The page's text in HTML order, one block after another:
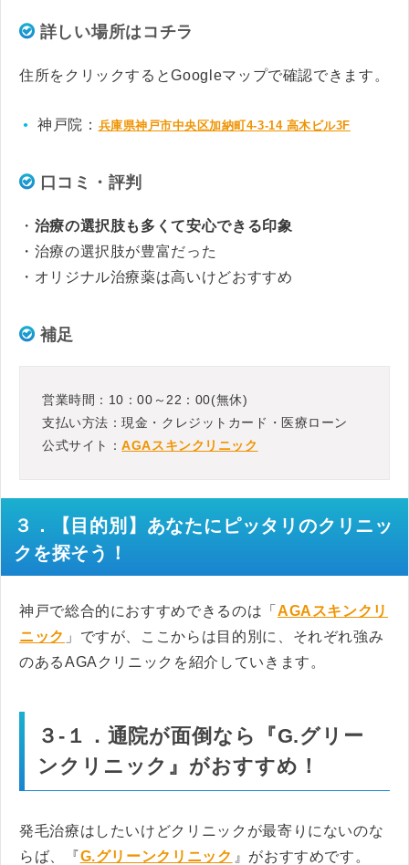
詳しい場所はコチラ
住所をクリックするとGoogleマップで確認できます。
神戸院： 兵庫県神戸市中央区加納町4-3-14 高木ビル3F
口コミ・評判
・ 治療の選択肢も多くて安心できる印象
・治療の選択肢が豊富だった
・オリジナル治療薬は高いけどおすすめ
補足
営業時間：10：00～22：00(無休)
支払い方法：現金・クレジットカード・医療ローン
公式サイト：AGAスキンクリニック
３．【目的別】あなたにピッタリのクリニッ
クを探そう！
神戸で総合的におすすめできるのは「 AGAスキンクリ
ニック 」ですが、ここからは目的別に、それぞれ強み
のあるAGAクリニックを紹介していきます。
３-１．通院が面倒なら 『G.グリー
ンクリニック 』がおすすめ！
発毛治療はしたいけどクリニックが最寄りにないのな
らば、『G.グリーンクリニック 』がおすすめです。